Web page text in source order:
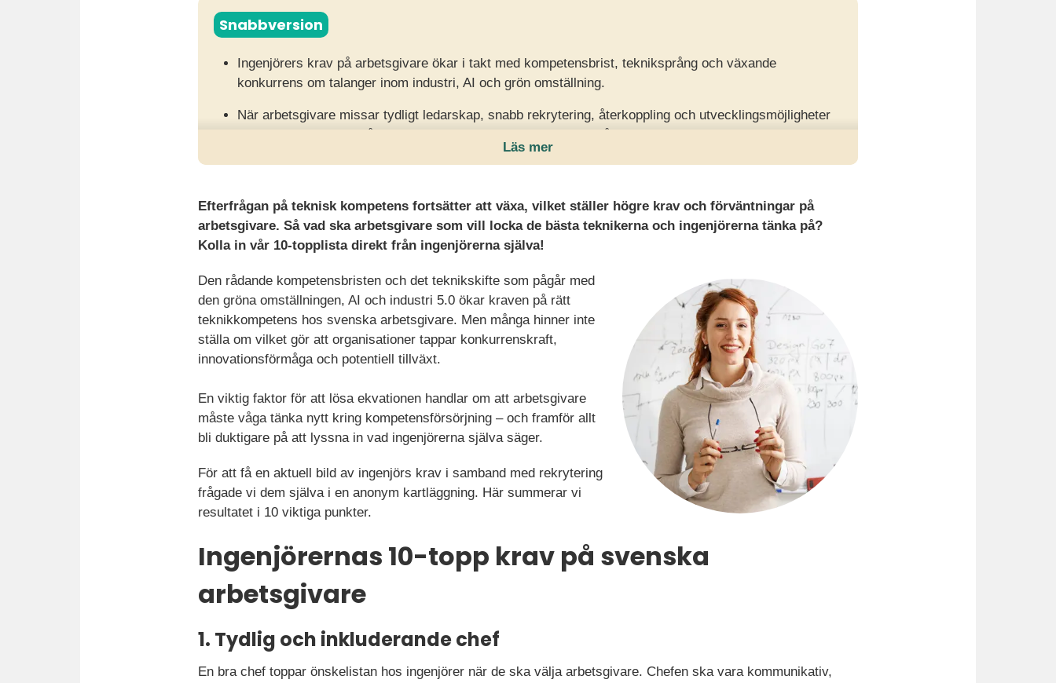
Snabbversion
Ingenjörers krav på arbetsgivare ökar i takt med kompetensbrist, tekniksprång och växande
konkurrens om talanger inom industri, AI och grön omställning.
När arbetsgivare missar tydligt ledarskap, snabb rekrytering, återkoppling och utvecklingsmöjligheter
riskerar de att tappa både attraktionskraft och innovationsförmåga.
För att lyckas behöver organisationer erbjuda inkluderande chefer, fördomsfri rekrytering, flexibilitet,
Läs mer
Efterfrågan på teknisk kompetens fortsätter att växa, vilket ställer högre krav och förväntningar på
arbetsgivare. Så vad ska arbetsgivare som vill locka de bästa teknikerna och ingenjörerna tänka på?
Kolla in vår 10-topplista direkt från ingenjörerna själva!
Den rådande kompetensbristen och det teknikskifte som pågår med
den gröna omställningen, AI och industri 5.0 ökar kraven på rätt
teknikkompetens hos svenska arbetsgivare. Men många hinner inte
ställa om vilket gör att organisationer tappar konkurrenskraft,
innovationsförmåga och potentiell tillväxt.
En viktig faktor för att lösa ekvationen handlar om att arbetsgivare
måste våga tänka nytt kring kompetensförsörjning – och framför allt
bli duktigare på att lyssna in vad ingenjörerna själva säger.
För att få en aktuell bild av ingenjörs krav i samband med rekrytering
frågade vi dem själva i en anonym kartläggning. Här summerar vi
resultatet i 10 viktiga punkter.
Ingenjörernas 10-topp krav på svenska
arbetsgivare
1. Tydlig och inkluderande chef
En bra chef toppar önskelistan hos ingenjörer när de ska välja arbetsgivare. Chefen ska vara kommunikativ,